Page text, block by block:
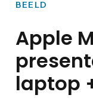
BEELD
Apple
laptop